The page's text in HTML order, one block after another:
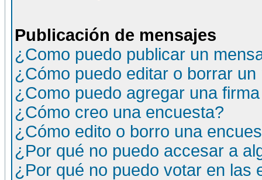
Publicación de mensajes
¿Como puedo publicar un
¿Cómo puedo editar o borrar un
¿Como puedo agregar una
¿Cómo creo una encuesta?
¿Cómo edito o borro una
¿Por qué no puedo accesar a
¿Por qué no puedo votar en las